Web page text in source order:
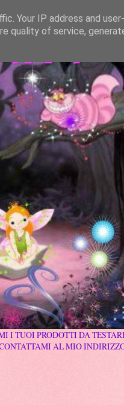
TUOI PRODOTTI DA
AL MIO
Your IP address and
quality of service,